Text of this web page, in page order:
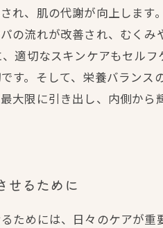
れ、肌の代謝が向上しま
の流れが改善され、むく
適切なスキンケアもセル
す。そして、栄養バラン
大限に引き出し、内側か
せるために
ためには、日々のケアが